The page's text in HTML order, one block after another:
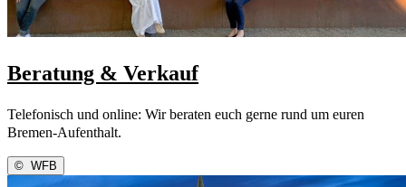
Beratung & Verkauf
Telefonisch und online: Wir beraten euch gerne rund um euren
Bremen-Aufenthalt.
© WFB